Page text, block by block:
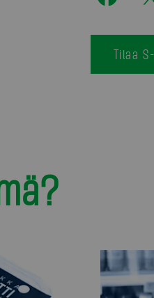
Tilaa